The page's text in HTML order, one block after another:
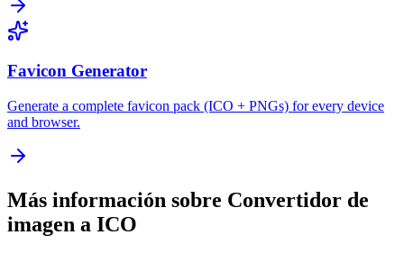
Favicon Generator
Generate a complete favicon pack (ICO + PNGs) for every device
and browser.
Más información sobre Convertidor de
imagen a ICO